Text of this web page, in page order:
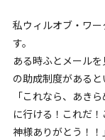
私ウィルオブ・ワ
す。
ある時ふとメール
の助成制度があると
「これなら、あき
に行ける！これだ
神様ありがとう！！